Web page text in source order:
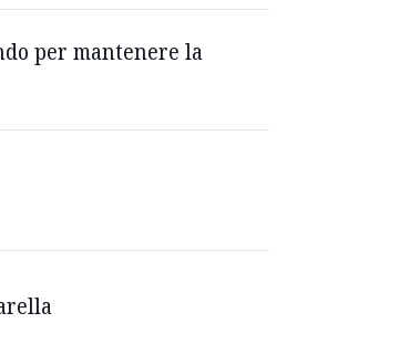
per mantenere la